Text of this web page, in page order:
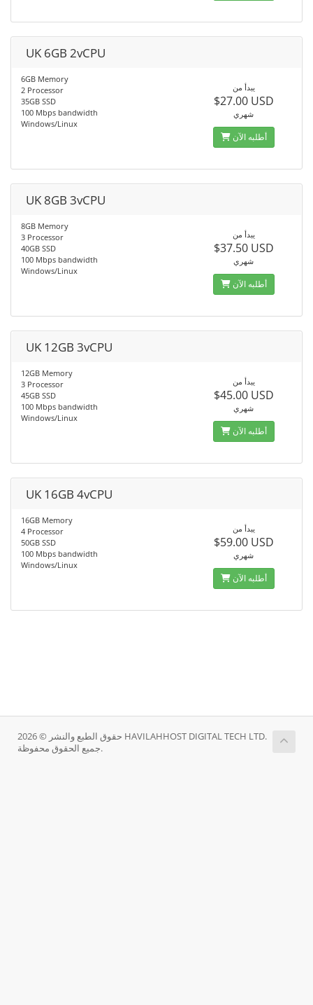
UK 6GB 2vCPU
6GB Memory
2 Processor
35GB SSD
100 Mbps bandwidth
Windows/Linux
يبدأ من
$27.00 USD
شهري
أطلبه الآن
UK 8GB 3vCPU
8GB Memory
3 Processor
40GB SSD
100 Mbps bandwidth
Windows/Linux
يبدأ من
$37.50 USD
شهري
أطلبه الآن
UK 12GB 3vCPU
12GB Memory
3 Processor
45GB SSD
100 Mbps bandwidth
Windows/Linux
يبدأ من
$45.00 USD
شهري
أطلبه الآن
UK 16GB 4vCPU
16GB Memory
4 Processor
50GB SSD
100 Mbps bandwidth
Windows/Linux
يبدأ من
$59.00 USD
شهري
أطلبه الآن
حقوق الطبع والنشر © 2026 HAVILAHHOST DIGITAL TECH LTD.
جميع الحقوق محفوظة.